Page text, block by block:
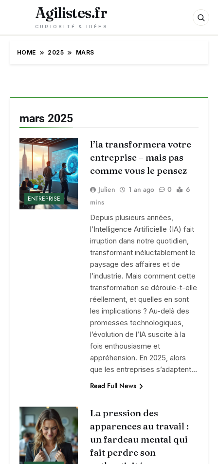
Agilistes.fr
CURIOSITÉ & IDÉES
HOME 2025 MARS
mars 2025
ENTREPRISE
l’ia transformera votre
entreprise – mais pas
comme vous le pensez
Julien 1 an ago 0
6
mins
Depuis plusieurs années,
l’Intelligence Artificielle (IA) fait
irruption dans notre quotidien,
transformant inéluctablement le
paysage des affaires et de
l’industrie. Mais comment cette
transformation se déroule-t-elle
réellement, et quelles en sont
les implications ? Au-delà des
promesses technologiques,
l’évolution de l’IA suscite à la
fois enthousiasme et
appréhension. En 2025, alors
que les entreprises s’adaptent…
Read Full News
La pression des
apparences au travail :
un fardeau mental qui
fait perdre son